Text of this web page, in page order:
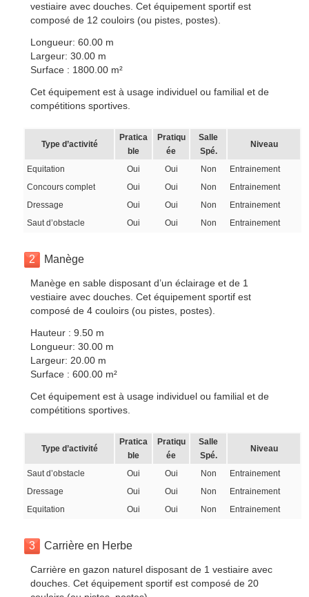
vestiaire avec douches. Cet équipement sportif est
composé de 12 couloirs (ou pistes, postes).
Longueur: 60.00 m
Largeur: 30.00 m
Surface : 1800.00 m²
Cet équipement est à usage individuel ou familial et de
compétitions sportives.
Type d’activité
Pratica
ble
Pratiqu
ée
Salle
Spé.
Niveau
Equitation Oui Oui Non
Entrainement
Concours complet
Oui Oui Non
Entrainement
Dressage
Oui Oui Non
Entrainement
Saut d’obstacle
Oui Oui Non Entrainement
2 Manège
Manège en sable disposant d’un éclairage et de 1
vestiaire avec douches. Cet équipement sportif est
composé de 4 couloirs (ou pistes, postes).
Hauteur : 9.50 m
Longueur: 30.00 m
Largeur: 20.00 m
Surface : 600.00 m²
Cet équipement est à usage individuel ou familial et de
compétitions sportives.
Type d’activité
Pratica
ble
Pratiqu
ée
Salle
Spé.
Niveau
Saut d’obstacle Oui Oui Non
Entrainement
Dressage
Oui Oui Non
Entrainement
Equitation
Oui Oui Non Entrainement
3 Carrière en Herbe
Carrière en gazon naturel disposant de 1 vestiaire avec
douches. Cet équipement sportif est composé de 20